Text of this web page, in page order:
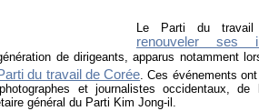
Le Parti du
renouveler ses
de dirigeants, apparus notamment
du travail de Corée. Ces événements
et journalistes occidentaux,
général du Parti Kim Jong-il.